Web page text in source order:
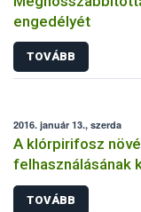
engedélyét
TOVÁBB
2016. január 13., szerda
A klórpirifosz
felhasználásának
TOVÁBB